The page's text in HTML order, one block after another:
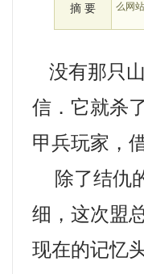
摘 要
么网
没有那只
信．它就杀
甲兵玩家，
除了结仇
细，这次盟
现在的记忆